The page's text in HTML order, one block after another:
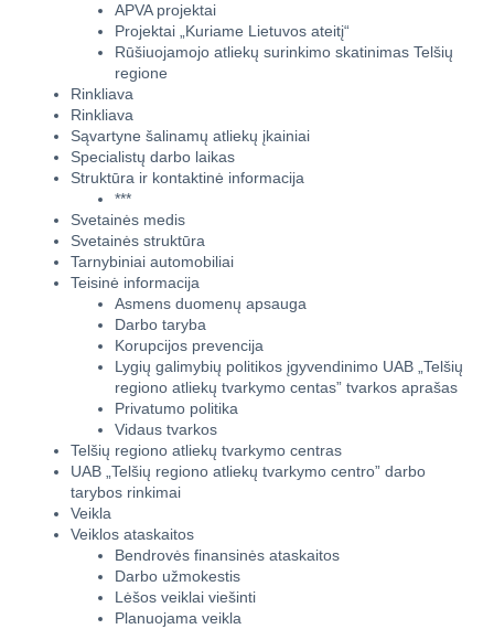
APVA projektai
Projektai „Kuriame Lietuvos ateitį“
Rūšiuojamojo atliekų surinkimo skatinimas Telšių
regione
Rinkliava
Rinkliava
Sąvartyne šalinamų atliekų įkainiai
Specialistų darbo laikas
Struktūra ir kontaktinė informacija
***
Svetainės medis
Svetainės struktūra
Tarnybiniai automobiliai
Teisinė informacija
Asmens duomenų apsauga
Darbo taryba
Korupcijos prevencija
Lygių galimybių politikos įgyvendinimo UAB „Telšių
regiono atliekų tvarkymo centas” tvarkos aprašas
Privatumo politika
Vidaus tvarkos
Telšių regiono atliekų tvarkymo centras
UAB „Telšių regiono atliekų tvarkymo centro” darbo
tarybos rinkimai
Veikla
Veiklos ataskaitos
Bendrovės finansinės ataskaitos
Darbo užmokestis
Lėšos veiklai viešinti
Planuojama veikla